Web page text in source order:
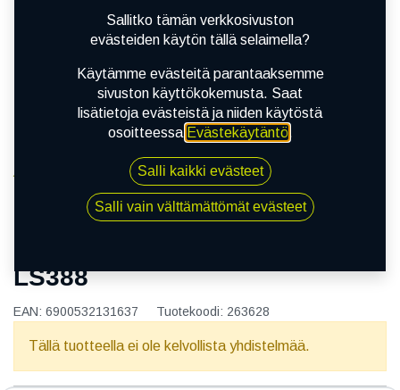
165/65R14 79T LANDSAIL LS388
LS388
EAN: 6900532131637 Tuotekoodi: 263628
Tällä tuotteella ei ole kelvollista yhdistelmää.
Sallitko tämän verkkosivuston
evästeiden käytön tällä selaimella?
Käytämme evästeitä parantaaksemme
sivuston käyttökokemusta. Saat
lisätietoja evästeistä ja niiden käytöstä
osoitteessa Evästekäytäntö.
Salli kaikki evästeet
Salli vain välttämättömät evästeet